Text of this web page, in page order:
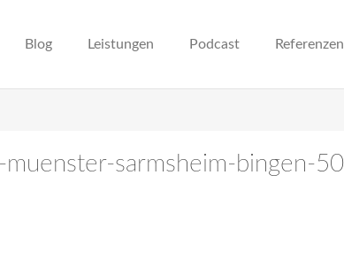
Blog Leistungen Podcast Referenzen
sarmsheim-bingen-50